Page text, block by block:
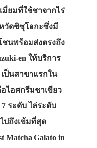
มี่ยมที่ใช้ชาจากไร่
หวัดชิซุโอกะซึ่งมี
ชนพร้อมส่งตรงถึง
en ให้บริการ
เป็นสาขาแรกใน
ไอศกรีมชาเขียว
ระดับ ไล่ระดับ
ปถึงเข้มที่สุด
Matcha Galato in